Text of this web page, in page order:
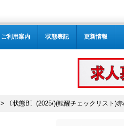
ご利用案内 状態表記 更新情報
> 〔状態B〕(2025/)(転醒チェックリスト)